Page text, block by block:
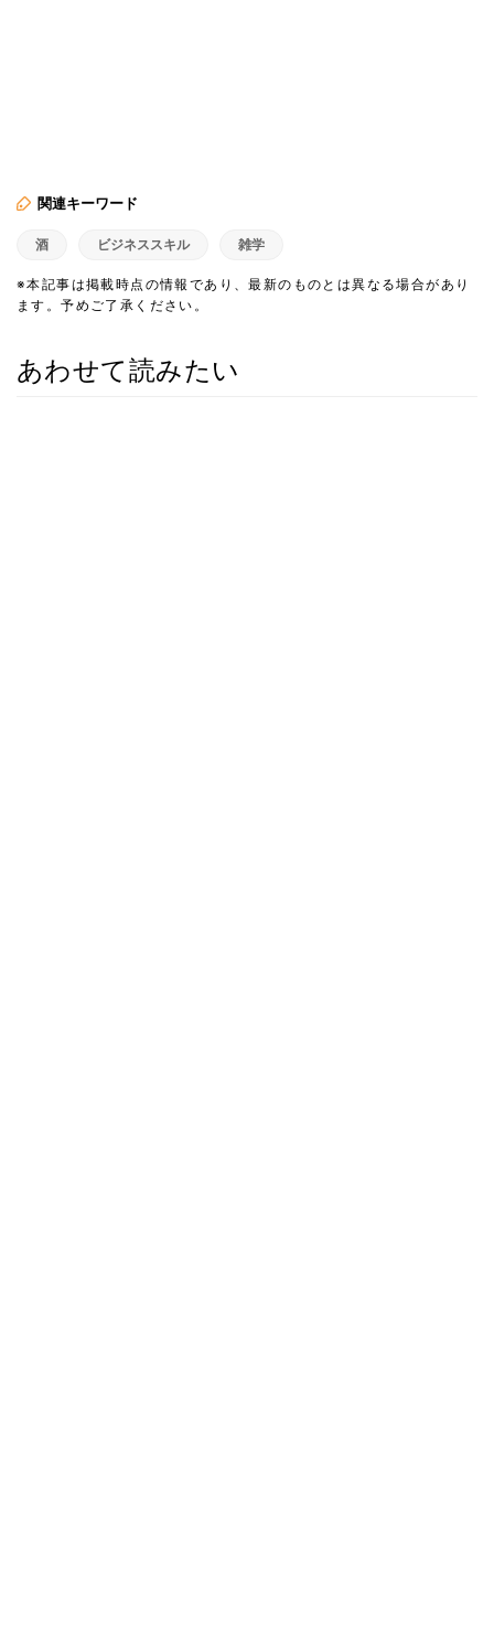
関連キーワード
酒 ビジネススキル 雑学
※本記事は掲載時点の情報であり、最新のものとは異なる場合があり
ます。予めご了承ください。
あわせて読みたい